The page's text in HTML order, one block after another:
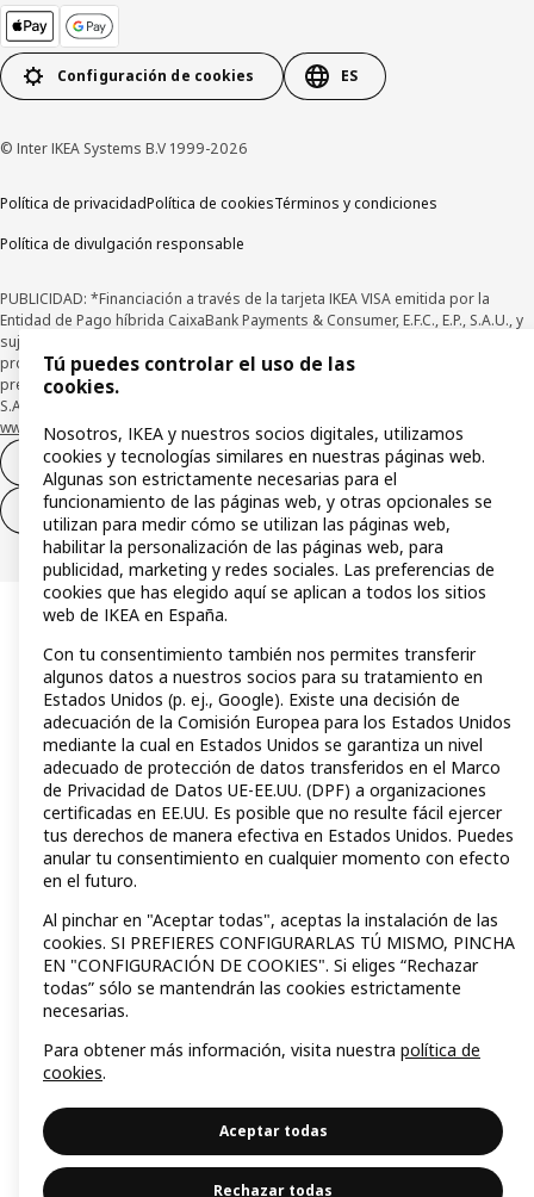
Configuración de cookies ES
© Inter IKEA Systems B.V 1999-2026
Política de privacidadPolítica de cookiesTérminos y condiciones
Política de divulgación responsable
PUBLICIDAD: *Financiación a través de la tarjeta IKEA VISA emitida por la
Entidad de Pago híbrida CaixaBank Payments & Consumer, E.F.C., E.P., S.A.U., y
sujeta a su organización. La entidad ha escogido como sistema de
protección de los fondos recibidos de usuarios de servicios de pago que
presta su depósito en una cuenta bancaria separada abierta en CaixaBank,
S.A. Conoce más acerca de las formas de pago de tu tarjeta aquí:
www.caixabankpc.com/es/productos . ​
Desistimiento del contrato
Desistimiento de solo servicios
Tú puedes controlar el uso de las
cookies.
Nosotros, IKEA y nuestros socios digitales, utilizamos
cookies y tecnologías similares en nuestras páginas web.
Algunas son estrictamente necesarias para el
funcionamiento de las páginas web, y otras opcionales se
utilizan para medir cómo se utilizan las páginas web,
habilitar la personalización de las páginas web, para
publicidad, marketing y redes sociales. Las preferencias de
cookies que has elegido aquí se aplican a todos los sitios
web de IKEA en España.
Con tu consentimiento también nos permites transferir
algunos datos a nuestros socios para su tratamiento en
Estados Unidos (p. ej., Google). Existe una decisión de
adecuación de la Comisión Europea para los Estados Unidos
mediante la cual en Estados Unidos se garantiza un nivel
adecuado de protección de datos transferidos en el Marco
de Privacidad de Datos UE-EE.UU. (DPF) a organizaciones
certificadas en EE.UU. Es posible que no resulte fácil ejercer
tus derechos de manera efectiva en Estados Unidos. Puedes
anular tu consentimiento en cualquier momento con efecto
en el futuro.
Al pinchar en "Aceptar todas", aceptas la instalación de las
cookies. SI PREFIERES CONFIGURARLAS TÚ MISMO, PINCHA
EN "CONFIGURACIÓN DE COOKIES". Si eliges “Rechazar
todas” sólo se mantendrán las cookies estrictamente
necesarias.
Para obtener más información, visita nuestra política de
cookies.
Aceptar todas
Rechazar todas